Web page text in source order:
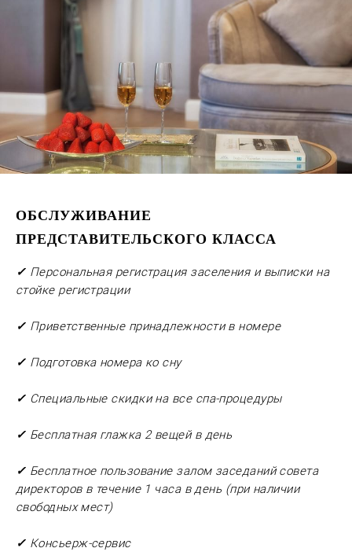
ОБСЛУЖИВАНИЕ
ПРЕДСТАВИТЕЛЬСКОГО КЛАССА
✓ Персональная регистрация заселения и выписки на
стойке регистрации
✓ Приветственные принадлежности в номере
✓ Подготовка номера ко сну
✓ Специальные скидки на все спа-процедуры
✓ Бесплатная глажка 2 вещей в день
✓ Бесплатное пользование залом заседаний совета
директоров в течение 1 часа в день (при наличии
свободных мест)
✓ Консьерж-сервис